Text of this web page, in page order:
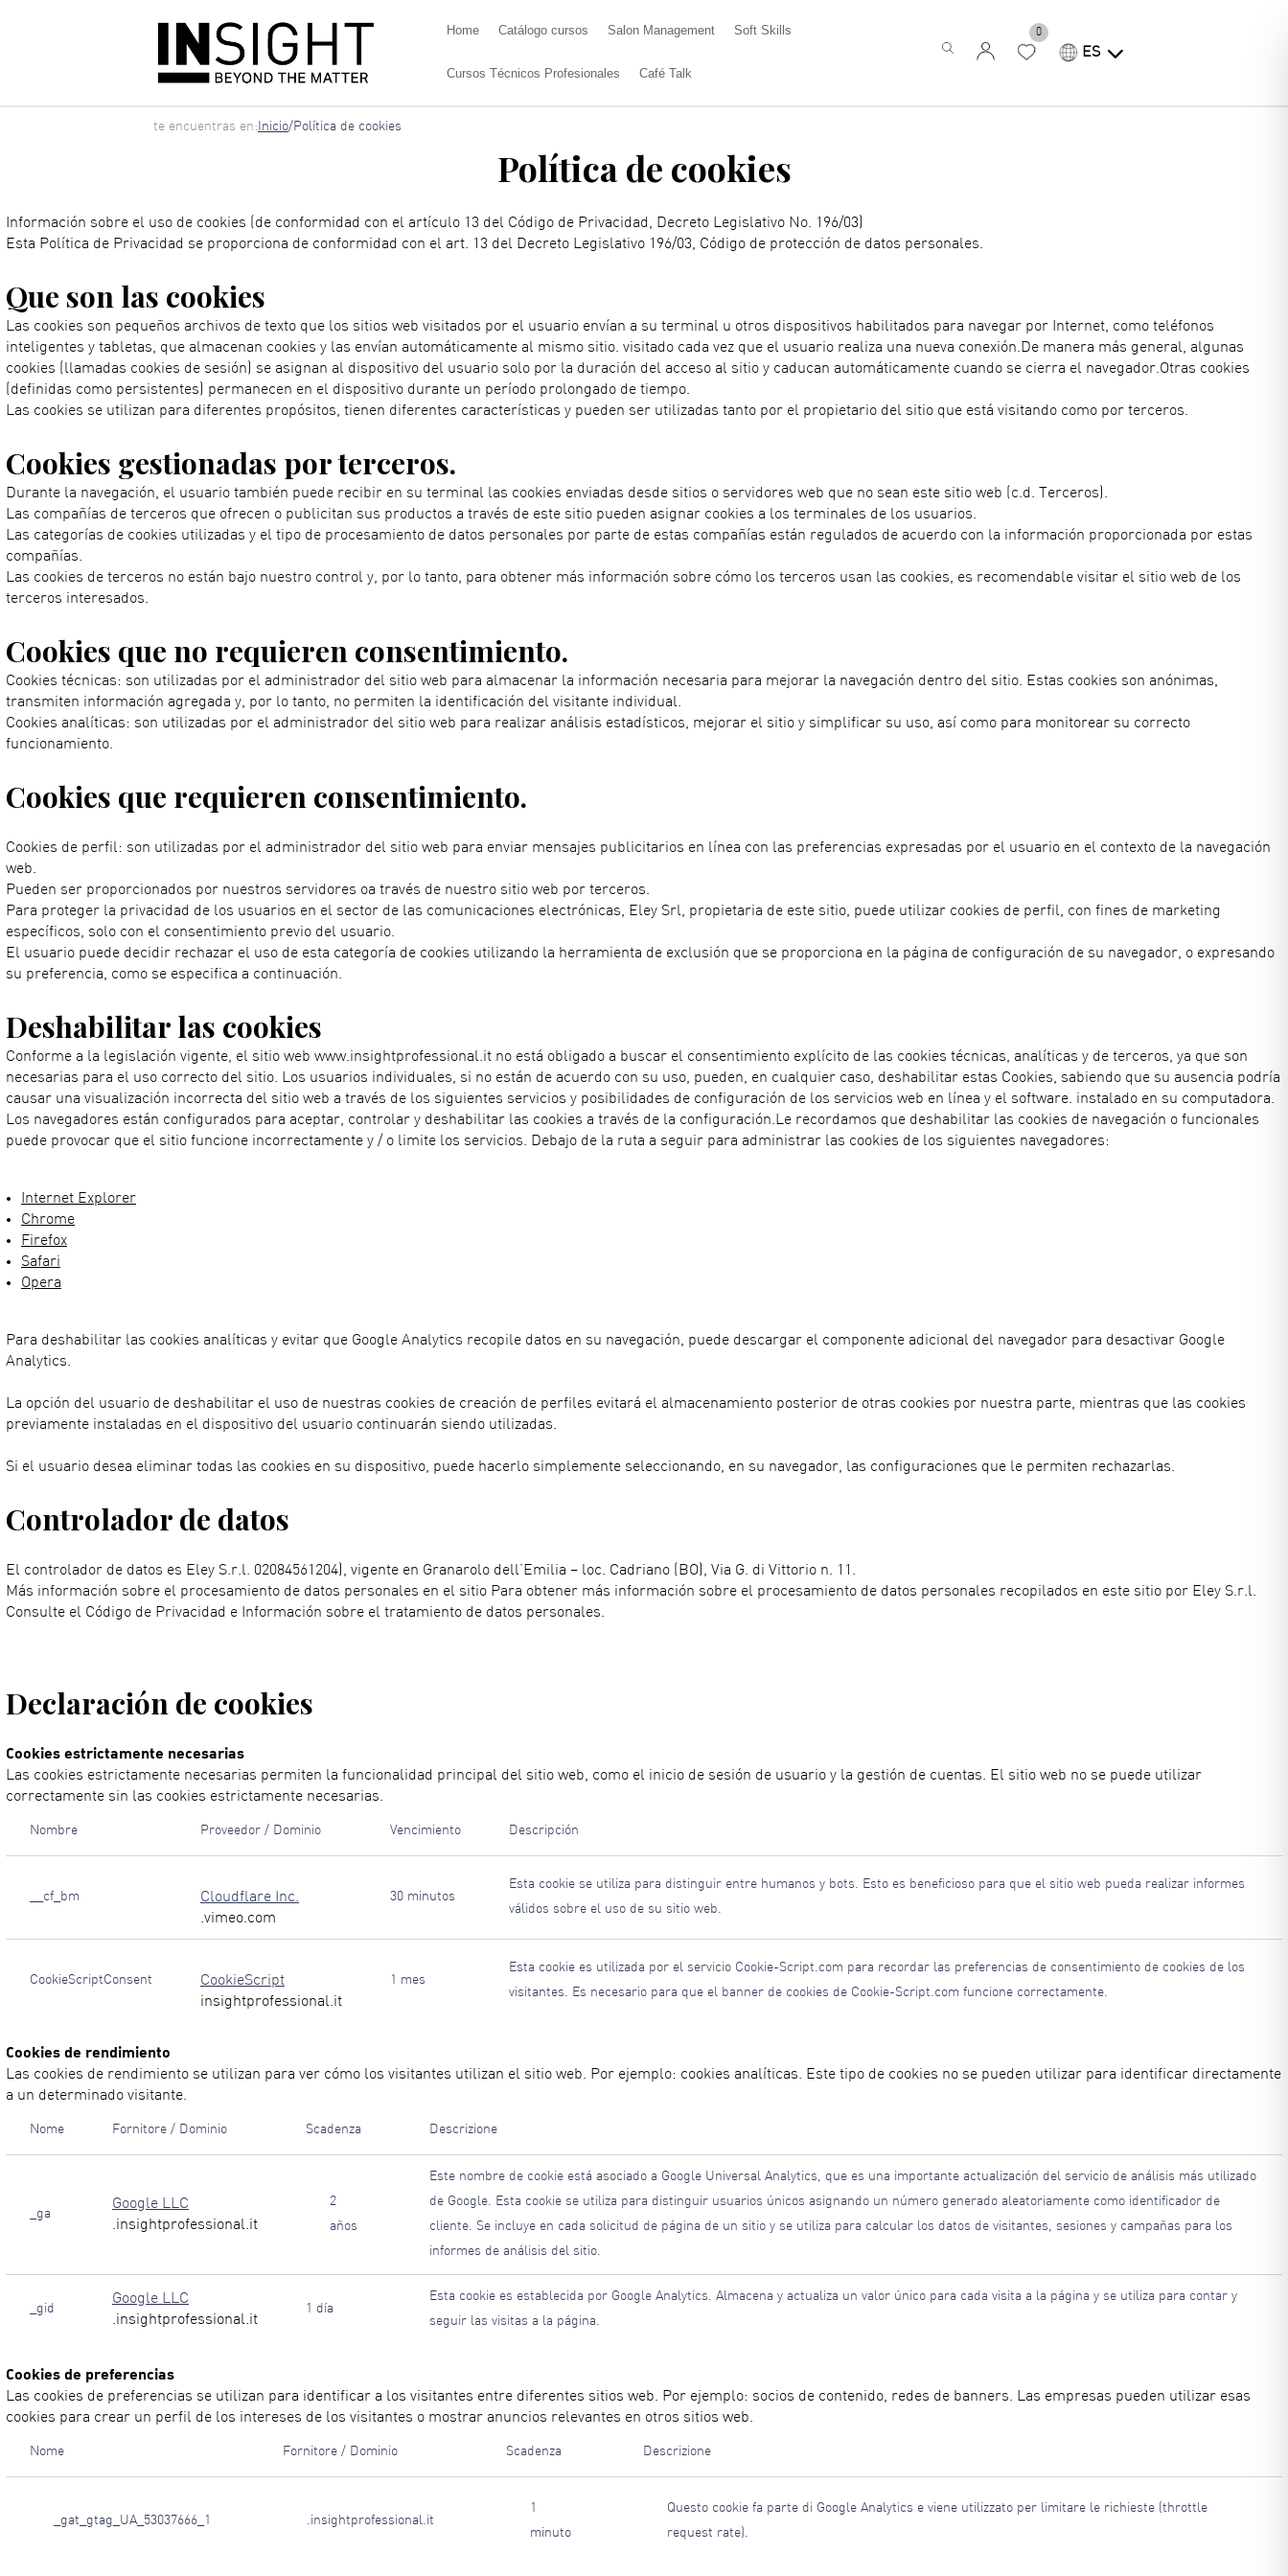
Academy
Home Catálogo cursos Salon Management Soft Skills
Cursos Técnicos Profesionales Café Talk
0
ES
Breadcrumb
te encuentras en: Inicio/ Política de cookies
Política de cookies
Información sobre el uso de cookies (de conformidad con el artículo 13 del Código de Privacidad, Decreto Legislativo No. 196/03)
Esta Política de Privacidad se proporciona de conformidad con el art. 13 del Decreto Legislativo 196/03, Código de protección de datos personales.
Que son las cookies
Las cookies son pequeños archivos de texto que los sitios web visitados por el usuario envían a su terminal u otros dispositivos habilitados para navegar por Internet, como teléfonos
inteligentes y tabletas, que almacenan cookies y las envían automáticamente al mismo sitio. visitado cada vez que el usuario realiza una nueva conexión.De manera más general, algunas
cookies (llamadas cookies de sesión) se asignan al dispositivo del usuario solo por la duración del acceso al sitio y caducan automáticamente cuando se cierra el navegador.Otras cookies
(definidas como persistentes) permanecen en el dispositivo durante un período prolongado de tiempo.
Las cookies se utilizan para diferentes propósitos, tienen diferentes características y pueden ser utilizadas tanto por el propietario del sitio que está visitando como por terceros.
Cookies gestionadas por terceros.
Durante la navegación, el usuario también puede recibir en su terminal las cookies enviadas desde sitios o servidores web que no sean este sitio web (c.d. Terceros).
Las compañías de terceros que ofrecen o publicitan sus productos a través de este sitio pueden asignar cookies a los terminales de los usuarios.
Las categorías de cookies utilizadas y el tipo de procesamiento de datos personales por parte de estas compañías están regulados de acuerdo con la información proporcionada por estas
compañías.
Las cookies de terceros no están bajo nuestro control y, por lo tanto, para obtener más información sobre cómo los terceros usan las cookies, es recomendable visitar el sitio web de los
terceros interesados.
Cookies que no requieren consentimiento.
Cookies técnicas: son utilizadas por el administrador del sitio web para almacenar la información necesaria para mejorar la navegación dentro del sitio. Estas cookies son anónimas,
transmiten información agregada y, por lo tanto, no permiten la identificación del visitante individual.
Cookies analíticas: son utilizadas por el administrador del sitio web para realizar análisis estadísticos, mejorar el sitio y simplificar su uso, así como para monitorear su correcto
funcionamiento.
Cookies que requieren consentimiento.
Cookies de perfil: son utilizadas por el administrador del sitio web para enviar mensajes publicitarios en línea con las preferencias expresadas por el usuario en el contexto de la navegación
web.
Pueden ser proporcionados por nuestros servidores oa través de nuestro sitio web por terceros.
Para proteger la privacidad de los usuarios en el sector de las comunicaciones electrónicas, Eley Srl, propietaria de este sitio, puede utilizar cookies de perfil, con fines de marketing
específicos, solo con el consentimiento previo del usuario.
El usuario puede decidir rechazar el uso de esta categoría de cookies utilizando la herramienta de exclusión que se proporciona en la página de configuración de su navegador, o expresando
su preferencia, como se especifica a continuación.
Deshabilitar las cookies
Conforme a la legislación vigente, el sitio web www.insightprofessional.it no está obligado a buscar el consentimiento explícito de las cookies técnicas, analíticas y de terceros, ya que son
necesarias para el uso correcto del sitio. Los usuarios individuales, si no están de acuerdo con su uso, pueden, en cualquier caso, deshabilitar estas Cookies, sabiendo que su ausencia podría
causar una visualización incorrecta del sitio web a través de los siguientes servicios y posibilidades de configuración de los servicios web en línea y el software. instalado en su computadora.
Los navegadores están configurados para aceptar, controlar y deshabilitar las cookies a través de la configuración.Le recordamos que deshabilitar las cookies de navegación o funcionales
puede provocar que el sitio funcione incorrectamente y / o limite los servicios. Debajo de la ruta a seguir para administrar las cookies de los siguientes navegadores:
Internet Explorer
Chrome
Firefox
Safari
Opera
Para deshabilitar las cookies analíticas y evitar que Google Analytics recopile datos en su navegación, puede descargar el componente adicional del navegador para desactivar Google
Analytics.
La opción del usuario de deshabilitar el uso de nuestras cookies de creación de perfiles evitará el almacenamiento posterior de otras cookies por nuestra parte, mientras que las cookies
previamente instaladas en el dispositivo del usuario continuarán siendo utilizadas.
Si el usuario desea eliminar todas las cookies en su dispositivo, puede hacerlo simplemente seleccionando, en su navegador, las configuraciones que le permiten rechazarlas.
Controlador de datos
El controlador de datos es Eley S.r.l. 02084561204), vigente en Granarolo dell’Emilia – loc. Cadriano (BO), Via G. di Vittorio n. 11.
Más información sobre el procesamiento de datos personales en el sitio Para obtener más información sobre el procesamiento de datos personales recopilados en este sitio por Eley S.r.l.
Consulte el Código de Privacidad e Información sobre el tratamiento de datos personales.
Declaración de cookies
Cookies estrictamente necesarias
Las cookies estrictamente necesarias permiten la funcionalidad principal del sitio web, como el inicio de sesión de usuario y la gestión de cuentas. El sitio web no se puede utilizar
correctamente sin las cookies estrictamente necesarias.
Nombre Proveedor / Dominio Vencimiento Descripción
__cf_bm
Cloudflare Inc.
.vimeo.com
30 minutos
Esta cookie se utiliza para distinguir entre humanos y bots. Esto es beneficioso para que el sitio web pueda realizar informes
válidos sobre el uso de su sitio web.
CookieScriptConsent
CookieScript
insightprofessional.it
1 mes
Esta cookie es utilizada por el servicio Cookie-Script.com para recordar las preferencias de consentimiento de cookies de los
visitantes. Es necesario para que el banner de cookies de Cookie-Script.com funcione correctamente.
Cookies de rendimiento
Las cookies de rendimiento se utilizan para ver cómo los visitantes utilizan el sitio web. Por ejemplo: cookies analíticas. Este tipo de cookies no se pueden utilizar para identificar directamente
a un determinado visitante.
Nome Fornitore / Dominio Scadenza Descrizione
_ga
Google LLC
.insightprofessional.it
2
años
Este nombre de cookie está asociado a Google Universal Analytics, que es una importante actualización del servicio de análisis más utilizado
de Google. Esta cookie se utiliza para distinguir usuarios únicos asignando un número generado aleatoriamente como identificador de
cliente. Se incluye en cada solicitud de página de un sitio y se utiliza para calcular los datos de visitantes, sesiones y campañas para los
informes de análisis del sitio.
_gid
Google LLC
.insightprofessional.it
1 día
Esta cookie es establecida por Google Analytics. Almacena y actualiza un valor único para cada visita a la página y se utiliza para contar y
seguir las visitas a la página.
Cookies de preferencias
Las cookies de preferencias se utilizan para identificar a los visitantes entre diferentes sitios web. Por ejemplo: socios de contenido, redes de banners. Las empresas pueden utilizar esas
cookies para crear un perfil de los intereses de los visitantes o mostrar anuncios relevantes en otros sitios web.
Nome Fornitore / Dominio Scadenza Descrizione
_gat_gtag_UA_53037666_1 .insightprofessional.it
1
minuto
Questo cookie fa parte di Google Analytics e viene utilizzato per limitare le richieste (throttle
request rate).